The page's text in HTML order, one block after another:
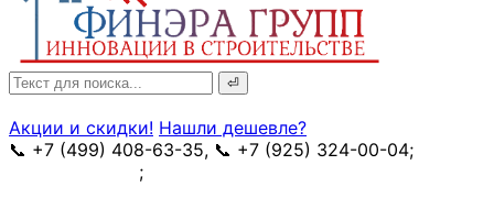
Search
for:
Акции и скидки! Нашли дешевле?
📞 +7 (499) 408-63-35, 📞 +7 (925) 324-00-04;
;